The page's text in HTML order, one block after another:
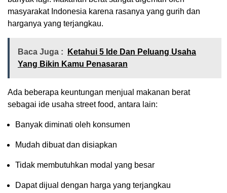
masyarakat Indonesia karena rasanya yang gurih dan
harganya yang terjangkau.
Baca Juga :
Ketahui 5 Ide Dan Peluang Usaha
Yang Bikin Kamu Penasaran
Ada beberapa keuntungan menjual makanan berat
sebagai ide usaha street food, antara lain:
Banyak diminati oleh konsumen
Mudah dibuat dan disiapkan
Tidak membutuhkan modal yang besar
Dapat dijual dengan harga yang terjangkau